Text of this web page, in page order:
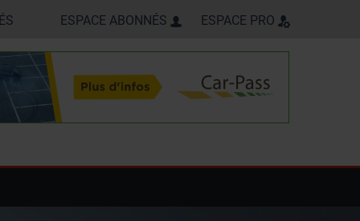
ESPACE ABONNÉS ESPACE PRO